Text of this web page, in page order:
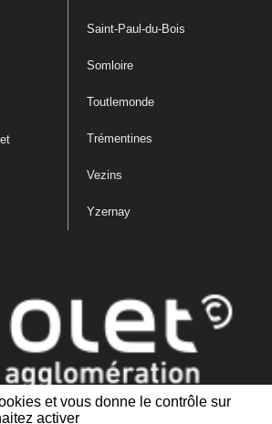
et vous donne le contrôle sur
activer
Saint-Paul-du-Bois
Somloire
Toutlemonde
Trémentines
Vezins
Yzernay